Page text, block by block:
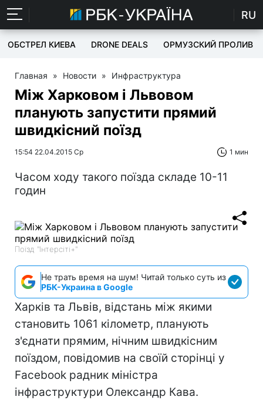
RU
ОБСТРЕЛ КИЕВА DRONE DEALS ОРМУЗСКИЙ ПРОЛИВ
Главная » Новости » Инфраструктура
Між Харковом і Львовом
планують запустити прямий
швидкісний поїзд
15:54 22.04.2015 Ср 1 мин
Часом ходу такого поїзда складе 10-11
годин
Поїзд "Інтерсіті+"
Не трать время на шум! Читай только суть из
РБК-Украина в Google
Харків та Львів, відстань між якими
становить 1061 кілометр, планують
з'єднати прямим, нічним швидкісним
поїздом, повідомив на своїй сторінці у
Facebook радник міністра
інфраструктури Олександр Кава.